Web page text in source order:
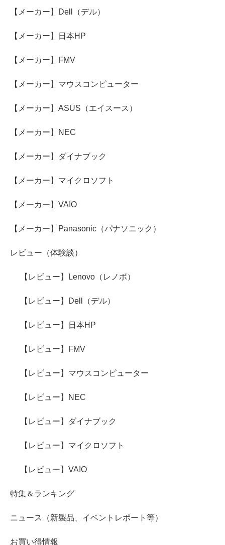
【メーカー】Dell（デル）
【メーカー】日本HP
【メーカー】FMV
【メーカー】マウスコンピューター
【メーカー】ASUS（エイスース）
【メーカー】NEC
【メーカー】ダイナブック
【メーカー】マイクロソフト
【メーカー】VAIO
【メーカー】Panasonic（パナソニック）
レビュー（体験談）
【レビュー】Lenovo（レノボ）
【レビュー】Dell（デル）
【レビュー】日本HP
【レビュー】FMV
【レビュー】マウスコンピューター
【レビュー】NEC
【レビュー】ダイナブック
【レビュー】マイクロソフト
【レビュー】VAIO
特集＆ランキング
ニュース（新製品、イベントレポート等）
お買い得情報